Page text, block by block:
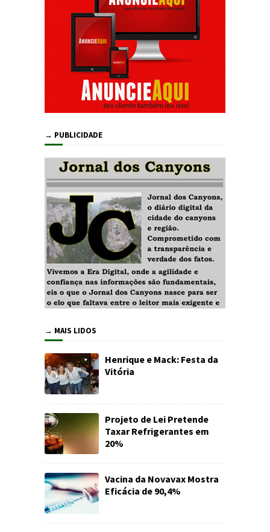
→ PUBLICIDADE
→ MAIS LIDOS
Henrique e Mack: Festa da
Vitória
Projeto de Lei Pretende
Taxar Refrigerantes em
20%
Vacina da Novavax Mostra
Eficácia de 90,4%